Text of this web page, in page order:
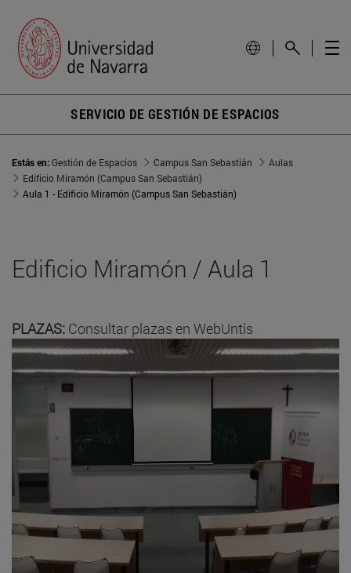
SERVICIO DE GESTIÓN DE ESPACIOS
Estás en:Gestión de Espacios Campus San Sebastián
Aulas
Edificio Miramón (Campus San Sebastián)
Aula 1 - Edificio Miramón (Campus San Sebastián)
Edificio Miramón / Aula 1
PLAZAS: Consultar plazas en WebUntis